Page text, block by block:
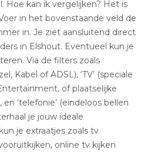
Hoe kan ik vergelijken? Het is
in het bovenstaande veld de
in. Je ziet aansluitend direct
in Elshout. Eventueel kun je
Via de filters zoals
Kabel of ADSL), ‘TV’ (speciale
of plaatselijke
en ‘telefonie’ (eindeloos bellen
je jouw ideale
je extraatjes zoals tv
online tv kijken